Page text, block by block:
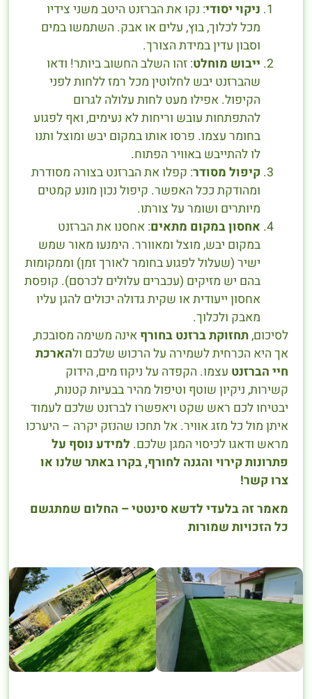
ניקוי יסודי: נקו את הברזנט היטב משני צידיו
מכל לכלוך, בוץ, עלים או אבק. השתמשו במים
וסבון עדין במידת הצורך.
ייבוש מוחלט: זהו השלב החשוב ביותר! ודאו
שהברזנט יבש לחלוטין מכל רמז ללחות לפני
הקיפול. אפילו מעט לחות עלולה לגרום
להתפתחות עובש וריחות לא נעימים, ואף לפגוע
בחומר עצמו. פרסו אותו במקום יבש ומוצל ותנו
לו להתייבש באוויר הפתוח.
קיפול מסודר: קפלו את הברזנט בצורה מסודרת
ומהודקת ככל האפשר. קיפול נכון מונע קמטים
מיותרים ושומר על צורתו.
אחסון במקום מתאים: אחסנו את הברזנט
במקום יבש, מוצל ומאוורר. הימנעו מאור שמש
ישיר (שעלול לפגוע בחומר לאורך זמן) וממקומות
בהם יש מזיקים (עכברים עלולים לכרסם). קופסת
אחסון ייעודית או שקית גדולה יכולים להגן עליו
מאבק ולכלוך.
לסיכום,תחזוקת ברזנט בחורף אינה משימה מסובכת,
אך היא הכרחית לשמירה על הרכוש שלכם ולהארכת
חיי הברזנט עצמו. הקפדה על ניקוז מים, הידוק
קשירות, ניקיון שוטף וטיפול מהיר בבעיות קטנות,
יבטיחו לכם ראש שקט ויאפשרו לברזנט שלכם לעמוד
איתן מול כל מזג אוויר. אל תחכו שהנזק יקרה – היערכו
מראש ודאגו לכיסוי המגן שלכם. למידע נוסף על
פתרונות קירוי והגנה לחורף, בקרו באתר שלנו או
צרו קשר!
מאמר זה בלעדי לדשא סינטטי – החלום שמתגשם
כל הזכויות שמורות